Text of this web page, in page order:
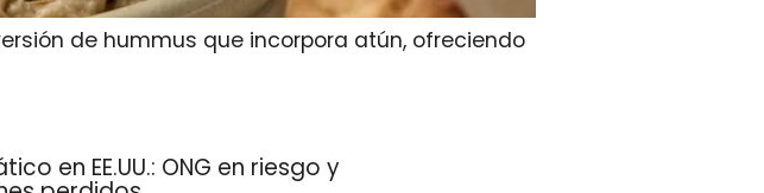
de hummus que incorpora atún, ofreciendo
en EE.UU.: ONG en riesgo y